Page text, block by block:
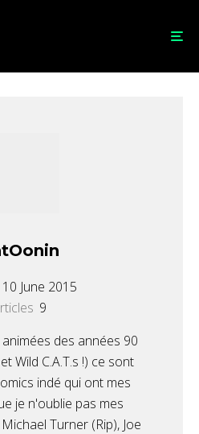
10 June 2015
9
des années 90
Wild C.A.T.s !) ce sont
indé qui ont mes
je n'oublie pas mes
Turner (Rip), Joe